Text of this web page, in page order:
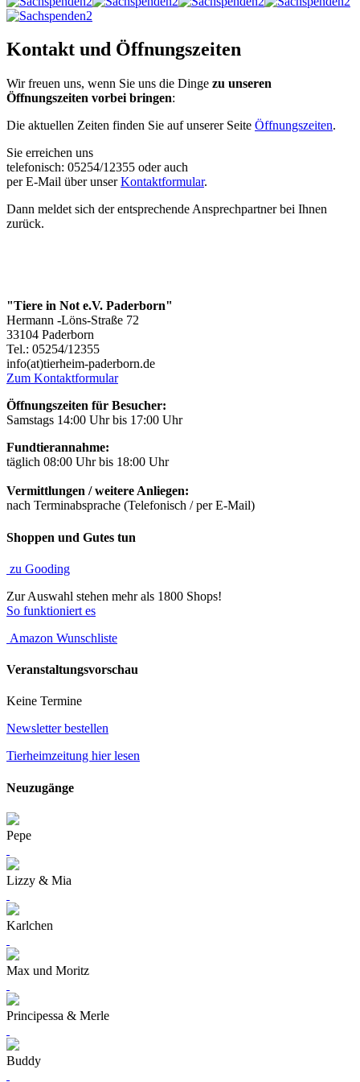
Kontakt und Öffnungszeiten
Wir freuen uns, wenn Sie uns die Dinge zu unseren
Öffnungszeiten vorbei bringen:
Die aktuellen Zeiten finden Sie auf unserer Seite Öffnungszeiten.
Sie erreichen uns
telefonisch: 05254/12355 oder auch
per E-Mail über unserKontaktformular.
Dann meldet sich der entsprechende Ansprechpartner bei Ihnen
zurück.
"Tiere in Not e.V. Paderborn"
Hermann -Löns-Straße 72
33104 Paderborn
Tel.: 05254/12355
info(at)tierheim-paderborn.de
Zum Kontaktformular
Öffnungszeiten für Besucher:
Samstags 14:00 Uhr bis 17:00 Uhr
Fundtierannahme:
täglich 08:00 Uhr bis 18:00 Uhr
Vermittlungen / weitere Anliegen:
nach Terminabsprache (Telefonisch / per E-Mail)
Shoppen und Gutes tun
zu Gooding
Zur Auswahl stehen mehr als 1800 Shops!
So funktioniert es
Amazon Wunschliste
Veranstaltungsvorschau
Keine Termine
Newsletter bestellen
Tierheimzeitung hier lesen
Neuzugänge
Pepe
Lizzy & Mia
Karlchen
Max und Moritz
Principessa & Merle
Buddy